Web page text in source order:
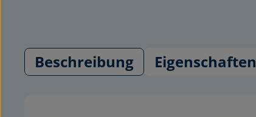
Beschreibung Eigenschaften